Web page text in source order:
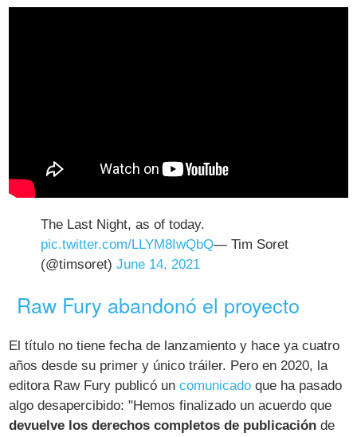
The Last Night, as of today.
pic.twitter.com/LLYM8IwQbQ— Tim Soret
(@timsoret)June 14, 2021
Raw Fury abandonó el proyecto
El título no tiene fecha de lanzamiento y hace ya cuatro
años desde su primer y único tráiler. Pero en 2020, la
editora Raw Fury publicó uncomunicado que ha pasado
algo desapercibido: "Hemos finalizado un acuerdo que
devuelve los derechos completos de publicación de